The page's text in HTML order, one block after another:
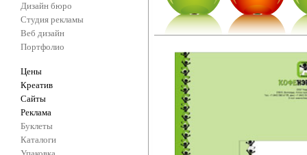
Дизайн бюро
Студия рекламы
Веб дизайн
Портфолио
Цены
Креатив
Сайты
Реклама
Буклеты
Каталоги